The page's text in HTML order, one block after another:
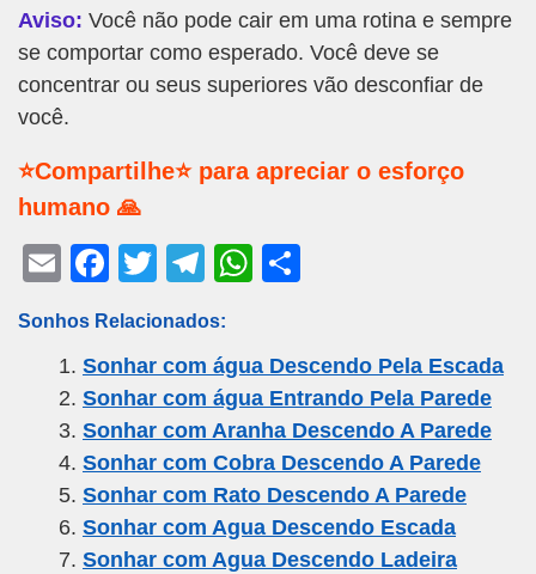
Aviso: Você não pode cair em uma rotina e sempre
se comportar como esperado. Você deve se
concentrar ou seus superiores vão desconfiar de
você.
⭐Compartilhe⭐ para apreciar o esforço
humano 🙏
E
ail
F
c
e
b
o
o
k
T
tt
er
T
e
gr
a
m
W
s
A
p
p
e
Sonhos Relacionados:
Sonhar com água Descendo Pela Escada
Sonhar com água Entrando Pela Parede
Sonhar com Aranha Descendo A Parede
Sonhar com Cobra Descendo A Parede
Sonhar com Rato Descendo A Parede
Sonhar com Agua Descendo Escada
Sonhar com Agua Descendo Ladeira